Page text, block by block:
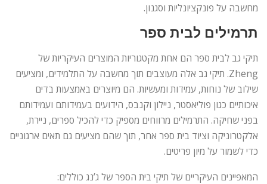
מחשבה על פונקציונליות וסגנון.
תרמילים לבית ספר
תיקי גב לבית ספר הם אחת מקטגוריות המוצרים העיקריות של
Zheng. תיקי גב אלה מעוצבים תוך מחשבה על התלמידים, ומציעים
שילוב של נוחות, עמידות ומעשיות. הם מיוצרים באמצעות בדים
איכותיים כגון פוליאסטר, ניילון וקנבס, הידועים בעמידותם ועמידותם
בפני שחיקה. התרמילים מרווחים מספיק כדי להכיל ספרים, ניירת,
אלקטרוניקה וציוד בית ספר אחר, תוך שהם מציעים גם תאים ארגוניים
כדי לשמור על מיון פריטים.
המאפיינים העיקריים של תיקי בית הספר של ג’נג כוללים: